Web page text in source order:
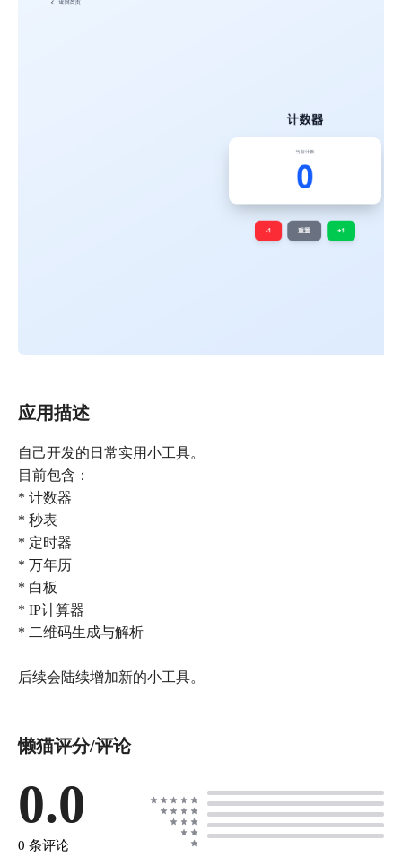
应用描述
自己开发的日常实用小工具。
目前包含：
* 计数器
* 秒表
* 定时器
* 万年历
* 白板
* IP计算器
* 二维码生成与解析
后续会陆续增加新的小工具。
懒猫评分/评论
0.0
0 条评论